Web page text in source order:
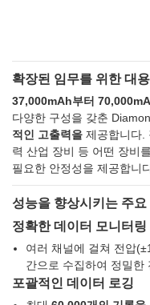
확장된 임무를 위한 대
37,000mAh부터
다양한 구성을 갖춘
적인 고출력을 제공합니다.
력 산업 장비 등 어떤 장비
필요한 안정성을 제공합니
성능을 향상시키는 주요
정확한 데이터 모니터링
여러 채널에 걸쳐 전압
간으로 수집하여 정밀한
포괄적인 데이터 로깅